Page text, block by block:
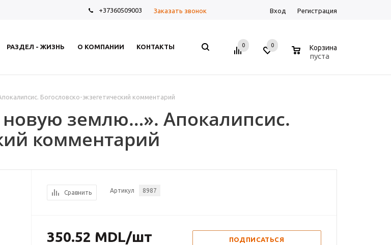
+37360509003 Заказать звонок Вход Регистрация
РАЗДЕЛ - ЖИЗНЬ О КОМПАНИИ КОНТАКТЫ 0 0 Корзина
пуста
Богословско-экзегетический комментарий
землю…». Апокалипсис.
комментарий
Сравнить Артикул 8987
350.52 MDL/шт ПОДПИСАТЬСЯ